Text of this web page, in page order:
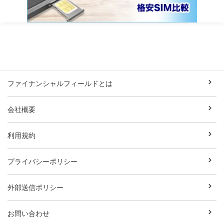
ファイナンシャルフィールドとは
会社概要
利用規約
プライバシーポリシー
外部送信ポリシー
お問い合わせ